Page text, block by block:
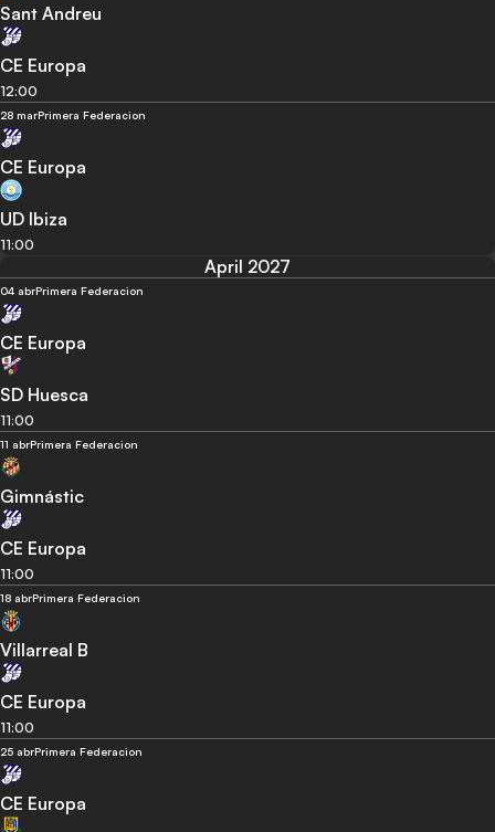
Sant Andreu
CE Europa
12:00
28 marPrimera Federacion
CE Europa
UD Ibiza
11:00
April 2027
04 abrPrimera Federacion
CE Europa
SD Huesca
11:00
11 abrPrimera Federacion
Gimnástic
CE Europa
11:00
18 abrPrimera Federacion
Villarreal B
CE Europa
11:00
25 abrPrimera Federacion
CE Europa